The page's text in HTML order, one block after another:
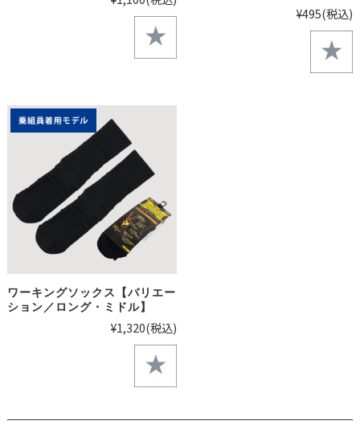
¥495(税込)
ワーキングソックス【バリエー
ション／ロング・ミドル】
¥1,320(税込)